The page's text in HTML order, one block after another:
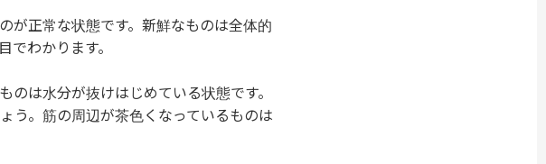
が正常な状態です。新鮮なものは全体的
わかります。
は水分が抜けはじめている状態です。
う。筋の周辺が茶色くなっているものは